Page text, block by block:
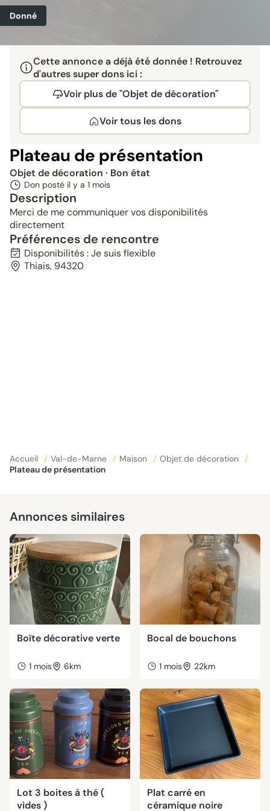
Donné
Cette annonce a déjà été donnée ! Retrouvez
d'autres super dons ici :
Voir plus de "Objet de décoration"
Voir tous les dons
Plateau de présentation
Objet de décoration · Bon état
Don posté il y a 1 mois
Description
Merci de me communiquer vos disponibilités
directement
Préférences de rencontre
Disponibilités : Je suis flexible
Thiais, 94320
Accueil / Val-de-Marne / Maison / Objet de décoration
/
Plateau de présentation
Annonces similaires
Boîte décorative verte
1 mois 6km
Bocal de bouchons
1 mois 22km
Lot 3 boites à thé (
vides )
Plat carré en
céramique noire